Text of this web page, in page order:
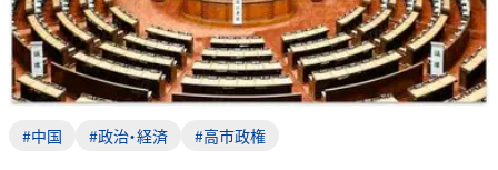
#中国 #政治・経済 #高市政権